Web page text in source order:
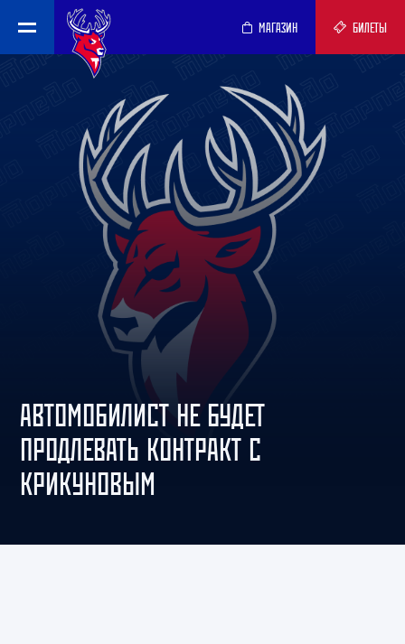
МАГАЗИН БИЛЕТЫ
АВТОМОБИЛИСТ НЕ БУДЕТ
ПРОДЛЕВАТЬ КОНТРАКТ С
КРИКУНОВЫМ